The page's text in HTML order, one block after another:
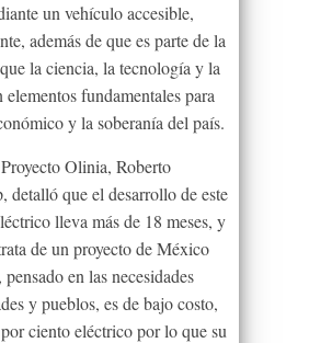
un vehículo accesible,
además de que es parte de la
la ciencia, la tecnología y la
fundamentales para
y la soberanía del país.
Olinia, Roberto
detalló que el desarrollo de este
lleva más de 18 meses, y
de un proyecto de México
en las necesidades
y pueblos, es de bajo costo,
ciento eléctrico por lo que su